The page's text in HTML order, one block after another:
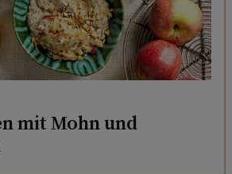
mit Mohn und